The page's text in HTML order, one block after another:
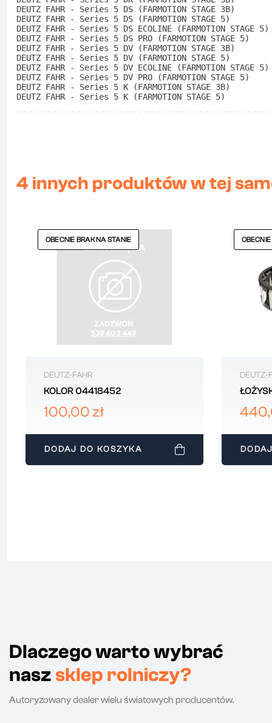
DEUTZ FAHR - Series 5 DS (FARMOTION STAGE 3B)
DEUTZ FAHR - Series 5 DS (FARMOTION STAGE 5)
DEUTZ FAHR - Series 5 DS ECOLINE (FARMOTION STAGE 5)
DEUTZ FAHR - Series 5 DS PRO (FARMOTION STAGE 5)
DEUTZ FAHR - Series 5 DV (FARMOTION STAGE 3B)
DEUTZ FAHR - Series 5 DV (FARMOTION STAGE 5)
DEUTZ FAHR - Series 5 DV ECOLINE (FARMOTION STAGE 5)
DEUTZ FAHR - Series 5 DV PRO (FARMOTION STAGE 5)
DEUTZ FAHR - Series 5 K (FARMOTION STAGE 3B)
DEUTZ FAHR - Series 5 K (FARMOTION STAGE 5)
4 innych produktów w tej
OBECNIE BRAK NA STANIE
DEUTZ-FAHR
KOLOR 04418452
100,00 zł
DODAJ DO KOSZYKA
DEUTZ-
Dlaczego warto wybrać
nasz sklep rolniczy?
Autoryzowany dealer wielu światowych producentów.